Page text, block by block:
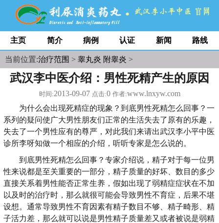
主页 简介 病例 认证 新闻 路线
当前位置:治疗范围 > 睾丸炎 附睾炎 >
武汉李中医介绍：男性死精产生的原因
时间:2013-09-07 点击:0 作者:www.lnxyw.com
为什么会出现死精症的现象？到底男性死精怎么回事？一
系列的疑问使广大男性朋友们正常的生活失去了原有的乐趣，
失去了一个男性应有的尊严，对此我们来请出武汉李小平中医
诊所李呀知做一个相应的介绍，听听专家是怎么说的。
到底男性死精怎么回事？专家介绍说，精子对于每一位男
性来说都是至关重要的一部分，精子质量的好坏、数目的多少
直接关系着男性能否正常生养，假如出现了弱精症症状在不加
以及时的治疗时，那么就很可能会导致男性不育症，后果不堪
设想。通常导致男性不育因素有精子数目不够、精子畸形、精
子活力差，那么就可以说是男性精子质量差又或者被说是弱精